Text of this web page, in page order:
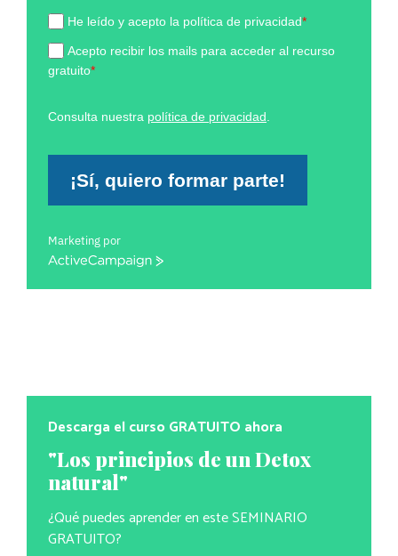
He leído y acepto la política de privacidad*
Acepto recibir los mails para acceder al recurso
gratuito*
Consulta nuestra política de privacidad
¡Sí, quiero formar parte!
Marketing por
ActiveCampaign
Descarga el curso GRATUITO ahora
"Los principios de un Detox
natural"
¿Qué puedes aprender en este SEMINARIO
GRATUITO?